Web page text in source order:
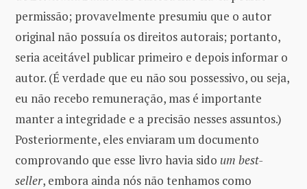
permissão; provavelmente presumiu que o autor
original não possuía os direitos autorais; portanto,
seria aceitável publicar primeiro e depois informar o
autor. (É verdade que eu não sou possessivo, ou seja,
eu não recebo remuneração, mas é importante
manter a integridade e a precisão nesses assuntos.)
Posteriormente, eles enviaram um documento
comprovando que esse livro havia sido um best-
seller, embora ainda nós não tenhamos como